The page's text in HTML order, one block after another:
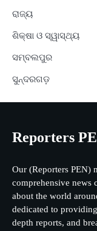
ରାଜ୍ୟ
ଶିକ୍ଷା ଓ ସ୍ୱାସ୍ଥ୍ୟ
ସମ୍ବଲପୁର
ସୁନ୍ଦରଗଡ଼
Reporters
Our (Reporters PEN)
comprehensive news
about the world
dedicated to
depth reports, and